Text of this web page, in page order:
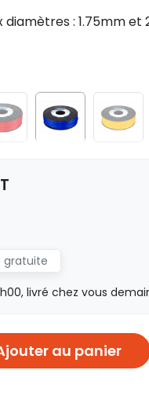
diamètres : 1.75mm
gratuite
livré chez vous
au panier